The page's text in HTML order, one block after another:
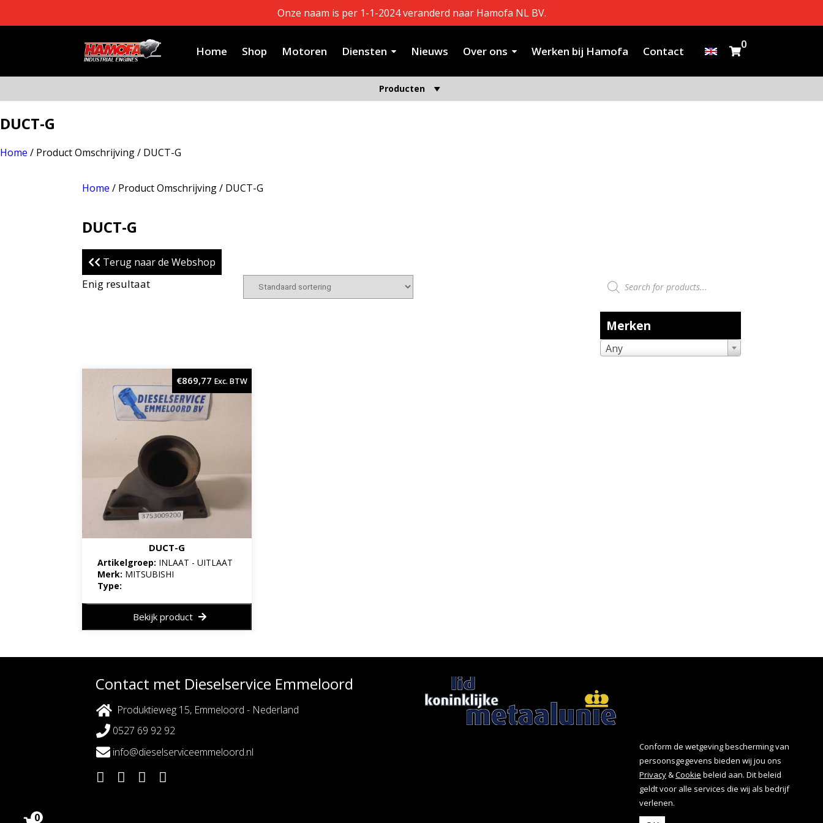
Onze naam is per 1-1-2024 veranderd naar Hamofa NL BV.
0
Conform de wetgeving bescherming van
persoonsgegevens bieden wij jou ons
Privacy&Cookie beleid aan. Dit beleid
geldt voor alle services die wij als bedrijf
verlenen.
Home Shop Motoren Diensten Nieuws Over ons Werken bij Hamofa Contact
0
Producten
DUCT-G
Home / Product Omschrijving / DUCT-G
Home / Product Omschrijving / DUCT-G
DUCT-G
Terug naar de Webshop
Enig resultaat Producten zoeken
Merken
Any
DUCT-G
Artikelgroep: INLAAT - UITLAAT
Merk: MITSUBISHI
Type:
€869,77 Exc. BTW
Bekijk product
Contact met Dieselservice Emmeloord
Produktieweg 15, Emmeloord - Nederland
0527 69 92 92
info@dieselserviceemmeloord.nl